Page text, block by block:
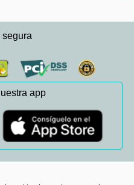
segura
app